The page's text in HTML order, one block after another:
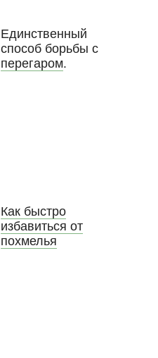
Единственный
способ борьбы с
перегаром.
Как быстро
избавиться от
похмелья